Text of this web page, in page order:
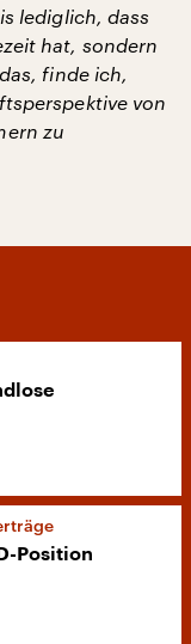
lediglich, dass
hat, sondern
finde ich,
von
zu
Position